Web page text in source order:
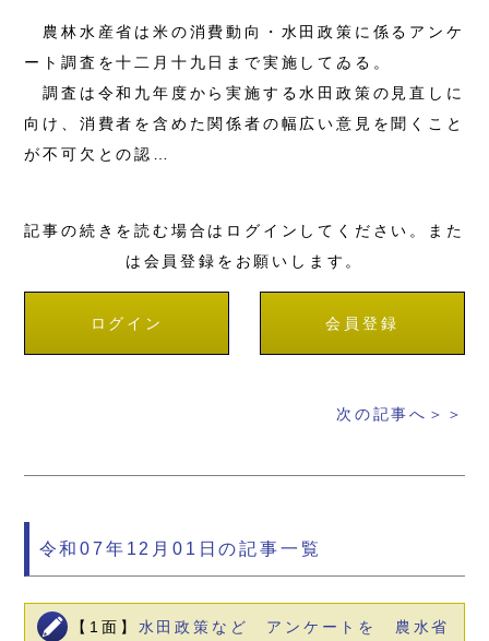
農林水産省は米の消費動向・水田政策に係るアンケ
ート調査を十二月十九日まで実施してゐる。
調査は令和九年度から実施する水田政策の見直しに
向け、消費者を含めた関係者の幅広い意見を聞くこと
が不可欠との認…
記事の続きを読む場合はログインしてください。また
は会員登録をお願いします。
ログイン 会員登録
次の記事へ＞＞
令和07年12月01日の記事一覧
【1面】 水田政策など アンケートを 農水省